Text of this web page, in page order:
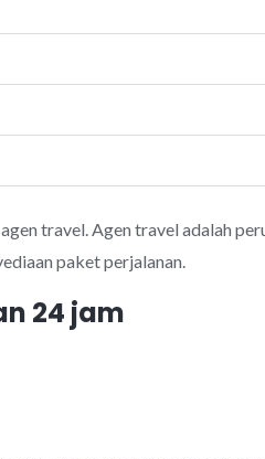
travel. Agen travel adalah
paket perjalanan.
24 jam